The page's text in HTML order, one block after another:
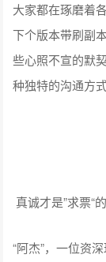
大家都在琢磨着
下个版本带刷副
些心照不宣的默
种独特的沟通方式
真诚才是”求票“
“阿杰”，一位资